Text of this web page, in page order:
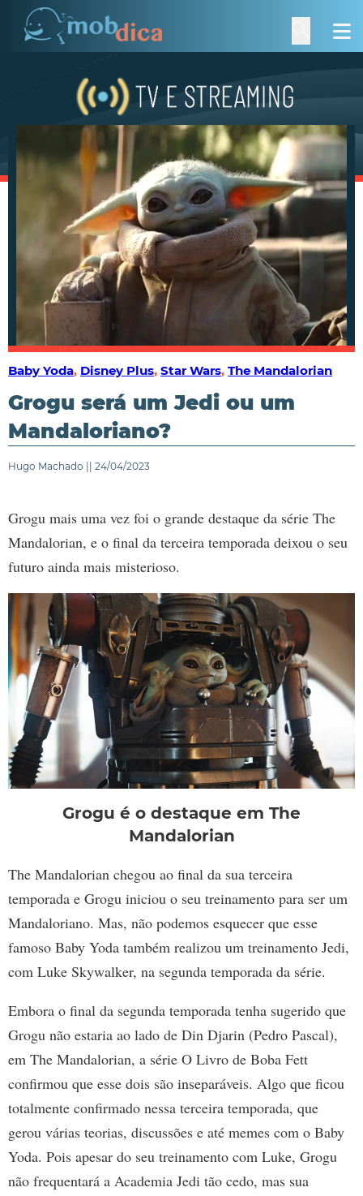
Baby Yoda, Disney Plus, Star Wars, The Mandalorian
Grogu será um Jedi ou um
Mandaloriano?
Hugo Machado || 24/04/2023
Grogu mais uma vez foi o grande destaque da série The
Mandalorian, e o final da terceira temporada deixou o seu
futuro ainda mais misterioso.
Grogu é o destaque em The
Mandalorian
The Mandalorian chegou ao final da sua terceira
temporada e Grogu iniciou o seu treinamento para ser um
Mandaloriano. Mas, não podemos esquecer que esse
famoso Baby Yoda também realizou um treinamento Jedi,
com Luke Skywalker, na segunda temporada da série.
Embora o final da segunda temporada tenha sugerido que
Grogu não estaria ao lado de Din Djarin (Pedro Pascal),
em The Mandalorian, a série O Livro de Boba Fett
confirmou que esse dois são inseparáveis. Algo que ficou
totalmente confirmado nessa terceira temporada, que
gerou várias teorias, discussões e até memes com o Baby
Yoda. Pois apesar do seu treinamento com Luke, Grogu
não frequentará a Academia Jedi tão cedo, mas sua